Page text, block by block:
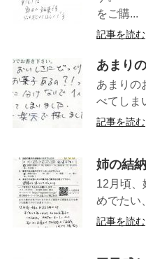
をご購...
記事を読む
あまり
あまりの
べてしま
記事を読む
姉の結
12月頃、
めでたい
記事を読む